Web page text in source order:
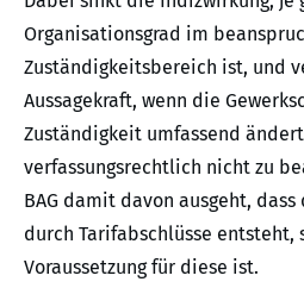
Organisationsgrad im
Zuständigkeitsbereich ist, und
Aussagekraft, wenn die
Zuständigkeit umfassend
verfassungsrechtlich nicht zu
BAG damit davon ausgeht,
durch Tarifabschlüsse entsteht,
Voraussetzung für diese ist.